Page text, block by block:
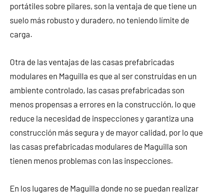
portátiles sobre pilares, son la ventaja de que tiene un
suelo más robusto y duradero, no teniendo límite de
carga.
Otra de las ventajas de las casas prefabricadas
modulares en Maguilla es que al ser construidas en un
ambiente controlado, las casas prefabricadas son
menos propensas a errores en la construcción, lo que
reduce la necesidad de inspecciones y garantiza una
construcción más segura y de mayor calidad, por lo que
las casas prefabricadas modulares de Maguilla son
tienen menos problemas con las inspecciones.
En los lugares de Maguilla donde no se puedan realizar